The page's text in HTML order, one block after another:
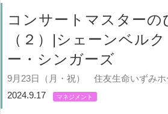
コンサートマスターの
（２）|シェーンベル
ー・シンガーズ
9月23日（月・祝） 住友生命いずみホ
2024.9.17 マネジメント